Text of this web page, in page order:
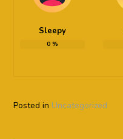
Sleepy
0 %
Posted in Uncategorized